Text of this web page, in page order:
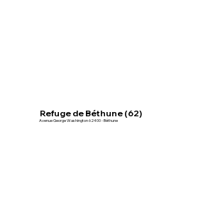
Refuge de Béthune (62)
Avenue George Washington 62400 - Béthune